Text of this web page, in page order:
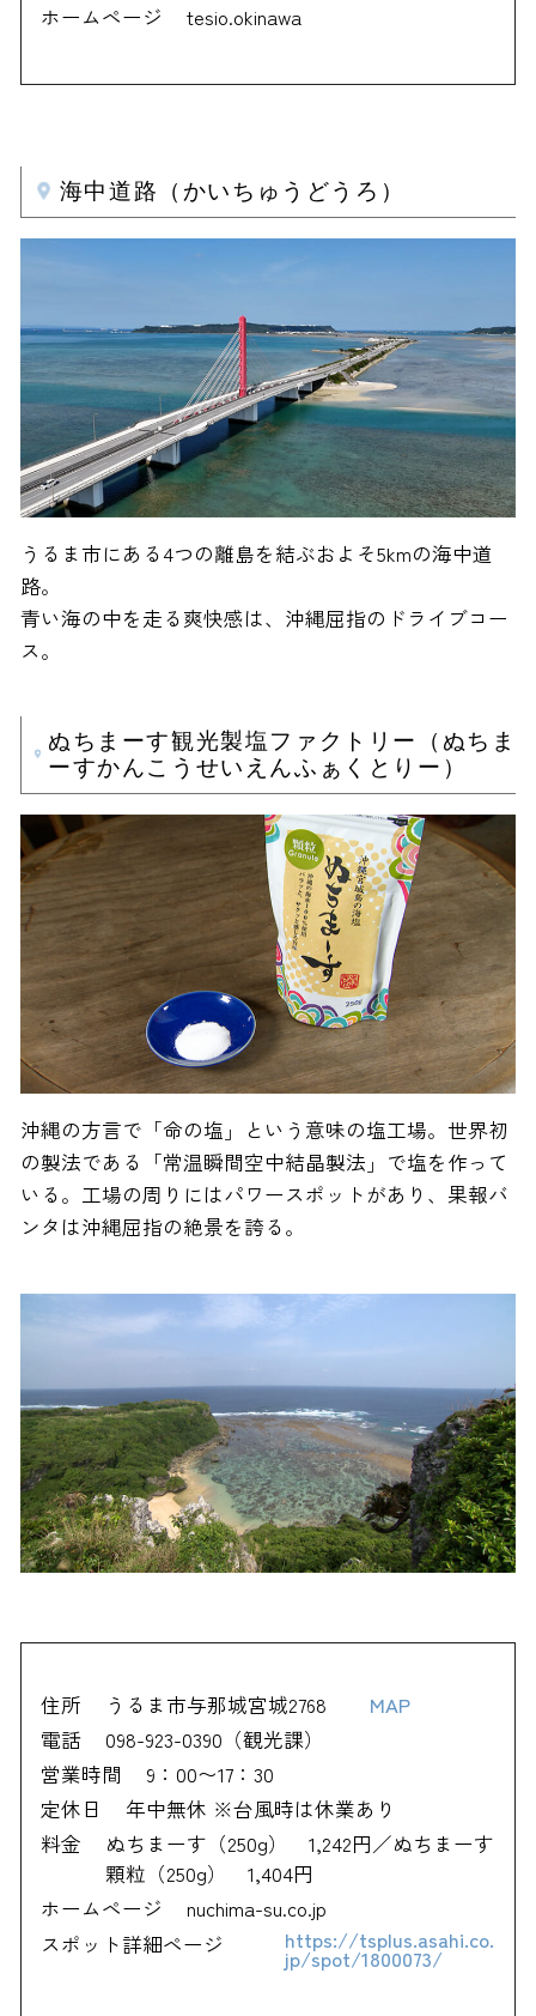
ホームページ
tesio.okinawa
海中道路（かいちゅうどうろ）
うるま市にある4つの離島を結ぶおよそ5kmの海中道
路。
青い海の中を走る爽快感は、沖縄屈指のドライブコー
ス。
ぬちまーす観光製塩ファクトリー（ぬちま
ーすかんこうせいえんふぁくとりー）
沖縄の方言で「命の塩」という意味の塩工場。世界初
の製法である「常温瞬間空中結晶製法」で塩を作って
いる。工場の周りにはパワースポットがあり、果報バ
ンタは沖縄屈指の絶景を誇る。
住所 うるま市与那城宮城2768
MAP
電話
098-923-0390（観光課）
営業時間
9：00〜17：30
定休日
年中無休 ※台風時は休業あり
料金
ぬちまーす（250g） 1,242円／ぬちまーす
顆粒（250g） 1,404円
ホームページ
nuchima-su.co.jp
スポット詳細ページ
https://tsplus.asahi.co.
jp/spot/1800073/